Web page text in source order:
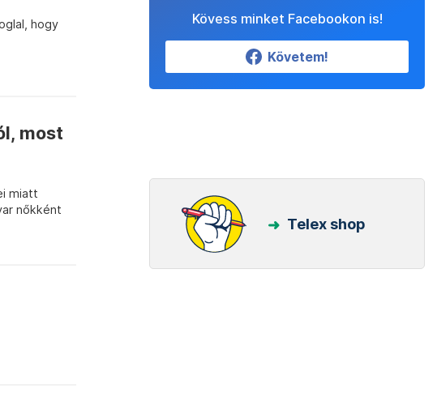
hogy
most
miatt
nőkként
Kövess minket Facebookon is!
Követem!
Telex shop